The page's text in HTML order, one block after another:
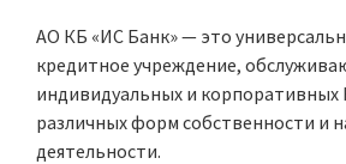
АО КБ «ИС Банк» — это
кредитное учреждение,
индивидуальных и корпоративных
различных форм собственности и
деятельности.